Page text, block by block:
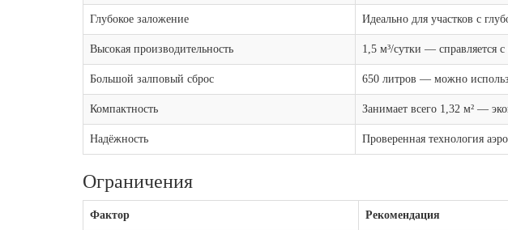
Глубокое заложение Идеально для участков с
Высокая производительность 1,5 м³/сутки — справляется
Большой залповый сброс 650 литров — можно
Компактность Занимает всего 1,32 м² —
Надёжность Проверенная технология
Ограничения
Фактор Рекомендация